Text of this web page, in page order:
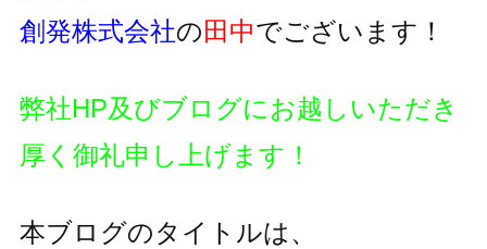
創発株式会社の田中でございます！
弊社HP及びブログにお越しいただき
厚く御礼申し上げます！
本ブログのタイトルは、